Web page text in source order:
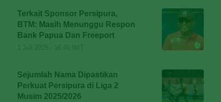
Terkait Sponsor Persipura,
BTM: Masih Menunggu Respon
Bank Papua Dan Freeport
Sejumlah Nama Dipastikan
Perkuat Persipura di Liga 2
Musim 2025/2026